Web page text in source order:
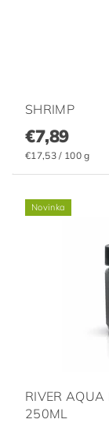
SHRIMP
€7,89
€17,53 / 100 g
Novinka
RIVER AQUA
250ML